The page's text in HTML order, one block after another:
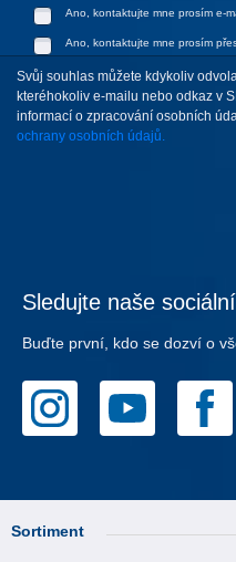
Ano, kontaktujte mne prosím e-
Ano, kontaktujte mne prosím
Svůj souhlas můžete kdykoliv
kteréhokoliv e-mailu nebo odkaz v
informací o zpracování osobních
ochrany osobních údajů.
Sledujte naše
Buďte první, kdo se dozví o
Sortiment